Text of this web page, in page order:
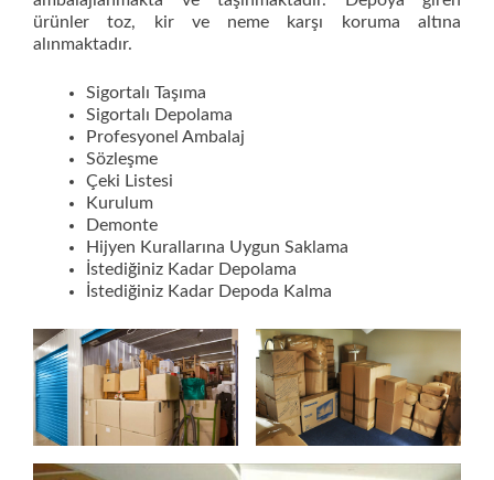
ürünler toz, kir ve neme karşı koruma altına
alınmaktadır.
Sigortalı Taşıma
Sigortalı Depolama
Profesyonel Ambalaj
Sözleşme
Çeki Listesi
Kurulum
Demonte
Hijyen Kurallarına Uygun Saklama
İstediğiniz Kadar Depolama
İstediğiniz Kadar Depoda Kalma